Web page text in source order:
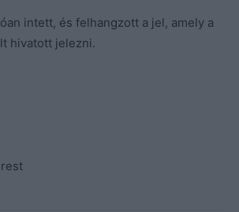
intett, és felhangzott a jel, amely a
hivatott jelezni.